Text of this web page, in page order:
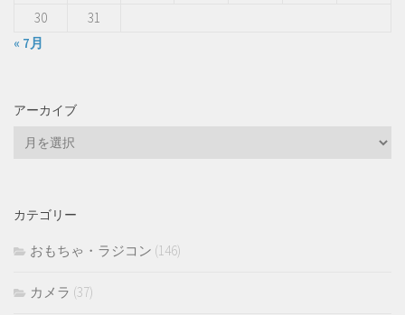
30
31
« 7月
アーカイブ
ブ
カテゴリー
おもちゃ・ラジコン (146)
カメラ (37)